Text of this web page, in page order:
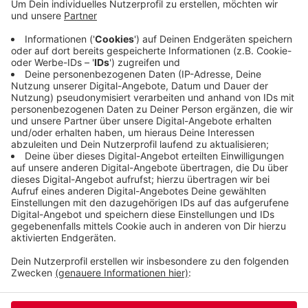
Haftbefehl gesuchten Dieb. In der Wohnung
Pyrotechnik. Der zweite Bewohner war inzwischen
unbemerkt entkommen - er wurde aber gestern
Abend in Hagen festgenommen. Gegen ihn besteht
der Verdacht des bewaffneten Drogenhandels.
Veröffentlicht:Donnerstag, 07.11.2024 13:11
Anzeige
Anzeige